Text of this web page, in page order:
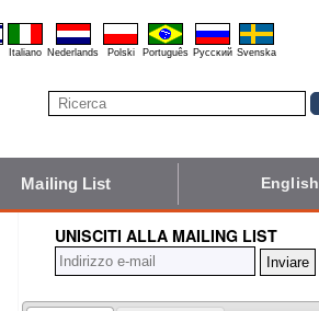
Italiano Nederlands Polski Português Pyccĸий Svenska
Mailing List English
UNISCITI ALLA MAILING LIST